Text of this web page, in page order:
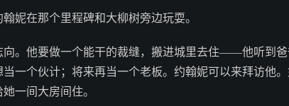
在那个里程碑和大柳树旁边玩耍。
他要做一个能干的裁缝，搬进城里去住——他听到爸
当一个伙计；将来再当一个老板。约翰妮可以来拜访他
一间大房间住。